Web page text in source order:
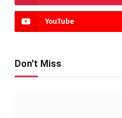
YouTube
Don't Miss